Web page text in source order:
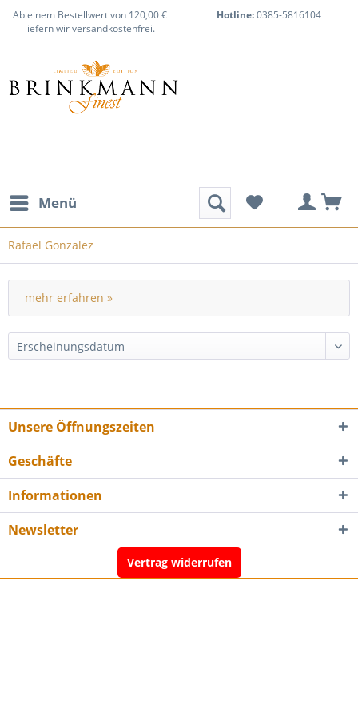
Ab einem Bestellwert von 120,00 €
liefern wir versandkostenfrei.
Hotline:0385-5816104
Menü
Rafael Gonzalez
mehr erfahren »
Unsere Öffnungszeiten
Geschäfte
Informationen
Newsletter
Vertrag widerrufen